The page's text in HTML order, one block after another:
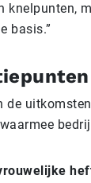
knelpunten,
basis.”
de